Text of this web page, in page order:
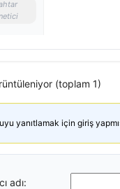
(toplam 1)
yanıtlamak için giriş
adı: